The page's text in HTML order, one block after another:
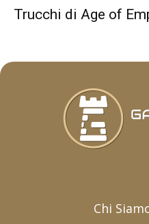
Trucchi di Age of
Chi